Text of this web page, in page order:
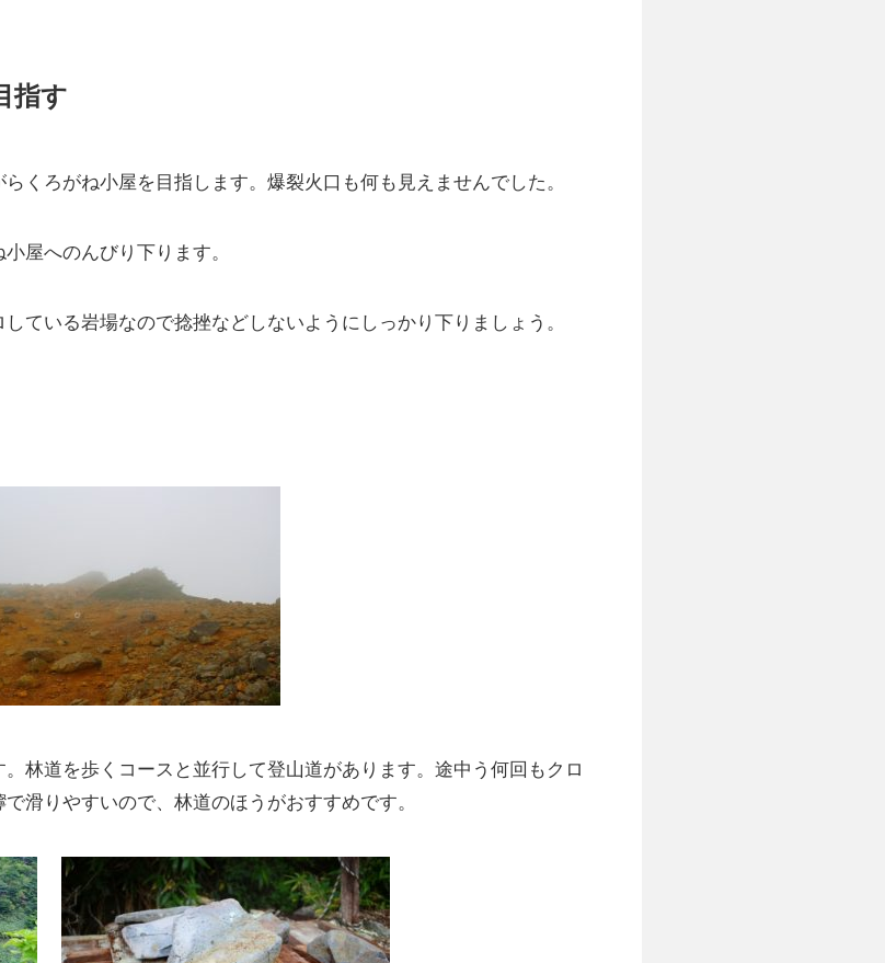
指す
くろがね小屋を目指します。爆裂火口も何も見えませんでした。
屋へのんびり下ります。
ている岩場なので捻挫などしないようにしっかり下りましょう。
林道を歩くコースと並行して登山道があります。途中う何回もクロ
滑りやすいので、林道のほうがおすすめです。